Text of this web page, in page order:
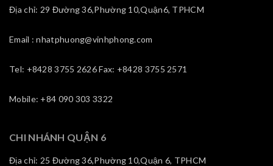
Địa chỉ: 29 Đường 36,Phường 10,Quận6, TPHCM
Email : nhatphuong@vinhphong.com
Tel: +8428 3755 2626 Fax: +8428 3755 2571
Mobile: +84 090 303 3322
CHI NHÁNH QUẬN 6
Địa chỉ: 25 Đường 36,Phường 10,Quận 6, TPHCM